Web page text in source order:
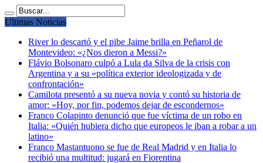
Ultimas Noticias
River lo descartó y el pibe Jaime brilla en Peñarol de
Montevideo: «¿Nos dieron a Messi?»
Flávio Bolsonaro culpó a Lula da Silva de la crisis con
Argentina y a su «política exterior ideologizada y de
confrontación»
Camilota presentó a su nueva novia y contó su historia de
amor: «Hoy, por fin, podemos dejar de escondernos»
Franco Colapinto denunció que fue víctima de un robo en
Italia: «Quién hubiera dicho que europeos le iban a robar a un
latino»
Franco Mastantuono se fue de Real Madrid y en Italia lo
recibió una multitud: jugará en Fiorentina